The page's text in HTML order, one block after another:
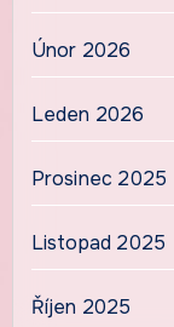
Únor 2026
Leden 2026
Prosinec 2025
Listopad 2025
Říjen 2025